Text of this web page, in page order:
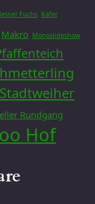
Fuchs Käfer
Makro Monoslideshow
Stadtweiher
Rundgang
Hof